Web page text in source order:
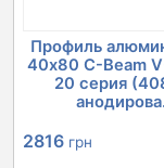
Профиль
40х80 C-Beam
20 серия
2816 грн